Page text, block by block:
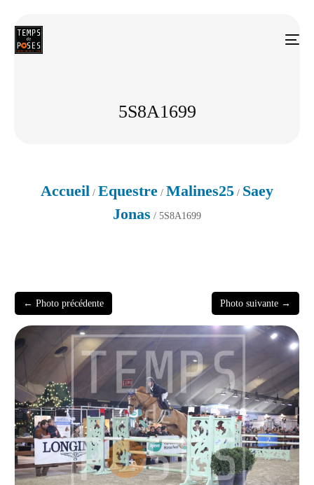
5S8A1699
Accueil / Equestre / Malines25 / Saey
Jonas / 5S8A1699
← Photo précédente Photo suivante →